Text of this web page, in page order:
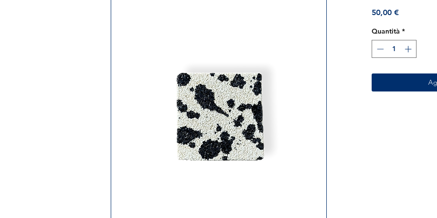
50,00 €Prezzo
Quantità *